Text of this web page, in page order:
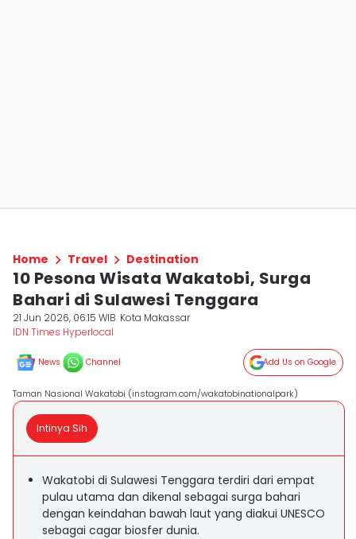
Home Travel Destination
10 Pesona Wisata Wakatobi, Surga
Bahari di Sulawesi Tenggara
21 Jun 2026, 06:15 WIB Kota Makassar
IDN Times Hyperlocal
News Channel Add Us on Google
Taman Nasional Wakatobi (instagram.com/wakatobinationalpark)
Intinya Sih
Wakatobi di Sulawesi Tenggara terdiri dari empat
pulau utama dan dikenal sebagai surga bahari
dengan keindahan bawah laut yang diakui UNESCO
sebagai cagar biosfer dunia.